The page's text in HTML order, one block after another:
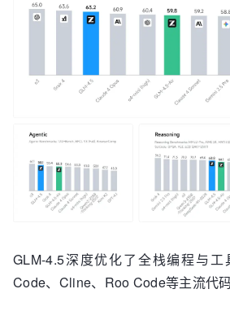
GLM-4.5深度优化了全栈编程与
Code、Cline、Roo Code等主流代